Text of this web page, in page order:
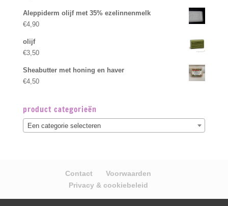
Aleppiderm olijf met 35% ezelinnenmelk
€4,90
olijf
€3,50
Sheabutter met honing en haver
€4,50
product categorieën
Een categorie selecteren
Contact
Voorwaarden
Privacy & cookiebeleid